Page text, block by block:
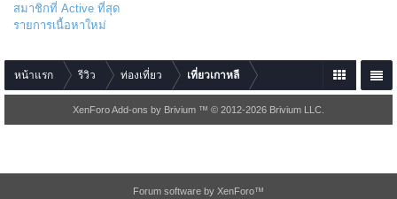
สมาชิกที่ Active ที่สุด
รายการเนื้อหาใหม่
หน้าแรก รีวิว ท่องเที่ยว เที่ยวเกาหลี
XenForo Add-ons by Brivium ™ © 2012-2026 Brivium LLC.
Forum software by XenForo™